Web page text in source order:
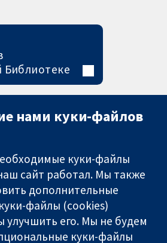
Библиотеке
13 Cavendish
Связаться с
нами куки-файлов
куки-файлы
сайт работал. Мы также
дополнительные
файлы (cookies)
улучшить его. Мы не будем
куки-файлы